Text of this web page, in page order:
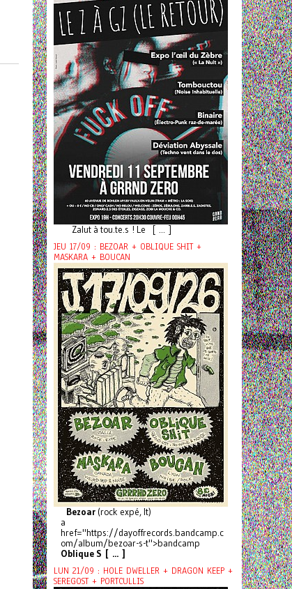
Zalut à tou.te.s ! Le [ ... ]
JEU 17/09 : BEZOAR + OBLIQUE SHIT +
MASKARA + BOUCAN
Bezoar (rock expé, It)
a
href="https://dayoffrecords.bandcamp.c
om/album/bezoar-s-t">bandcamp
Oblique S [ ... ]
LUN 21/09 : HOLE DWELLER + DRAGON KEEP +
SEREGOST + PORTCULLIS